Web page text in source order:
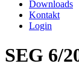
Downloads
Kontakt
Login
SEG 6/